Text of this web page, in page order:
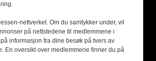
nettverket. Om du samtykker under, vil
på nettstedene til medlemmene i
informasjon fra dine besøk på tvers av
En oversikt over medlemmene finner du på